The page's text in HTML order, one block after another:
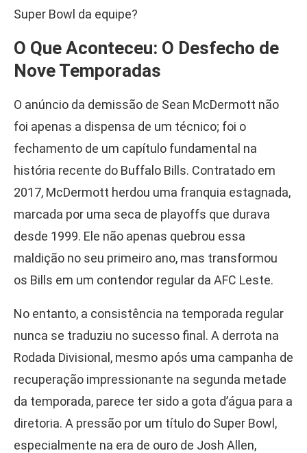
Super Bowl da equipe?
O Que Aconteceu: O Desfecho de
Nove Temporadas
O anúncio da demissão de Sean McDermott não
foi apenas a dispensa de um técnico; foi o
fechamento de um capítulo fundamental na
história recente do Buffalo Bills. Contratado em
2017, McDermott herdou uma franquia estagnada,
marcada por uma seca de playoffs que durava
desde 1999. Ele não apenas quebrou essa
maldição no seu primeiro ano, mas transformou
os Bills em um contendor regular da AFC Leste.
No entanto, a consistência na temporada regular
nunca se traduziu no sucesso final. A derrota na
Rodada Divisional, mesmo após uma campanha de
recuperação impressionante na segunda metade
da temporada, parece ter sido a gota d’água para a
diretoria. A pressão por um título do Super Bowl,
especialmente na era de ouro de Josh Allen,